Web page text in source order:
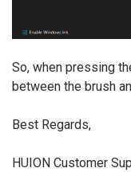
So, when pressing
between the brush
Best Regards,
HUION Customer